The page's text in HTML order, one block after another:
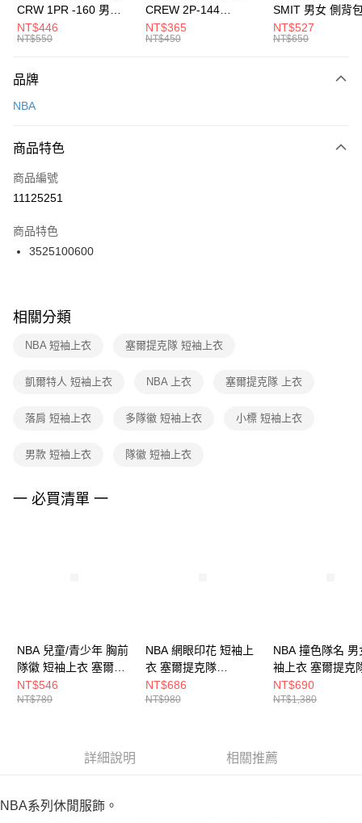
元大商業銀行
台灣樂天信用卡公司
全盈+PAY
AFTEE先享後付
【關於「AFTEE先享後付」】
便利好安心！
３．安心：先確認商品／服務後，再付款。
【「AFTEE先享後付」結帳流程】
１．於結帳方式選擇「AFTEE先享後付」後，將跳轉至「AFTEE先享後付」
２．訂單成立數日內，您將收到繳費通知簡訊。
３．收到繳費通知簡訊後14天內，點擊此簡訊中的連結，可透過四大超商／
ATM／網路銀行／等多元方式進行付款，方視為交易完成。
※ 交易是否成功請以「AFTEE先享後付 」之結帳頁面顯示為準，若有關於
是否繳費成功／繳費後需取消欲退款等相關疑問，請聯繫「AFTEE先享後付
客戶支援中心」https://netprotections.freshdesk.com/support/home
１．透過由恩沛科技股份有限公司提供之「AFTEE先享後付」服務完成之交
權轉讓予恩沛科技股份有限公司。
３．未成年的使用者請事先徵得法定代理人或監護人之同意方可使用
４．使用「AFTEE先享後付」時，將依據個別帳號之用戶狀況，依本公司即
運送方式
每筆NT$100，滿NT$1,500(含以上)免運費
宅配
每筆NT$100，滿NT$1,500(含以上)免運費
付款後門市自取
每筆NT$100，滿NT$1,500(含以上)免運費
CRW 1PR -160 男女
中統襪 FZ3393100
NT$446
NT$550
CREW 2P-144
EMBRDY 男女 短統襪
FZ3073133
NT$365
NT$450
SMIT 男女 側背
BA5871010
NT$527
NT$650
品牌
NBA
商品特色
商品編號
11125251
商品特色
3525100600
相關分類
NBA 短袖上衣 塞爾提克隊 短袖上衣
凱爾特人 短袖上衣 NBA 上衣 塞爾提克隊 上衣
落肩 短袖上衣 多隊徽 短袖上衣 小標 短袖上衣
男款 短袖上衣 隊徽 短袖上衣
一 必買清單 一
NBA 兒童/青少年 胸前
隊徽 短袖上衣 塞爾提
克隊 3526103100
NT$546
NT$780
NBA 網眼印花 短袖上
衣 塞爾提克隊
3525149400
NT$686
NT$980
NBA 撞色隊名 男
袖上衣 塞爾提克
3625112572
NT$690
NT$1,380
詳細說明 相關推薦
NBA系列休閒服飾。